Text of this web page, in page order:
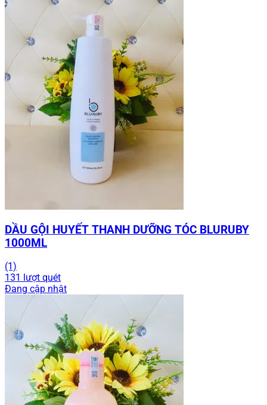
DẦU GỘI HUYẾT THANH DƯỠNG TÓC BLURUBY
1000ML
(1)
131 lượt quét
Đang cập nhật